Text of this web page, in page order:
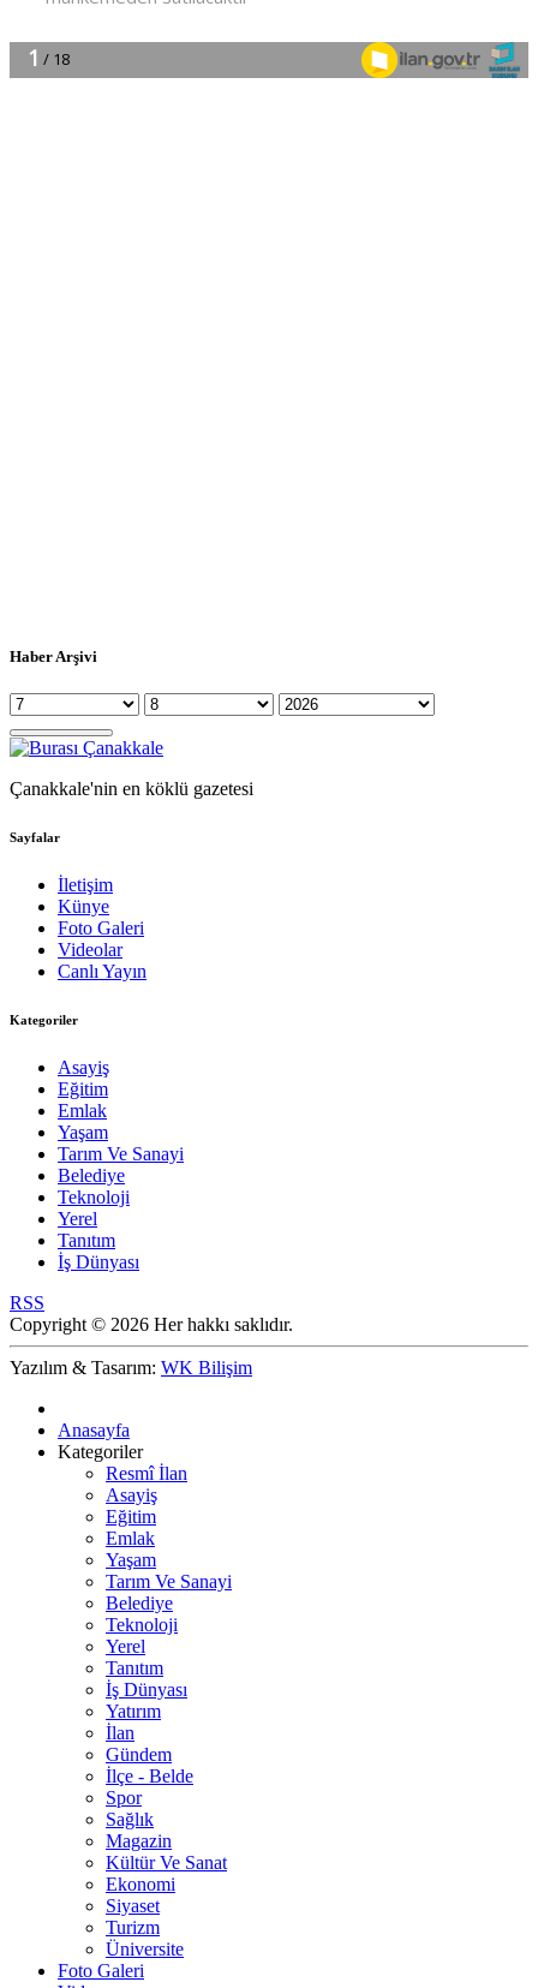
Haber Arşivi
Çanakkale'nin en köklü gazetesi
Sayfalar
İletişim
Künye
Foto Galeri
Videolar
Canlı Yayın
Kategoriler
Asayiş
Eğitim
Emlak
Yaşam
Tarım Ve Sanayi
Belediye
Teknoloji
Yerel
Tanıtım
İş Dünyası
RSS
Copyright © 2026 Her hakkı saklıdır.
Yazılım & Tasarım: WK Bilişim
Anasayfa
Kategoriler
Resmî İlan
Asayiş
Eğitim
Emlak
Yaşam
Tarım Ve Sanayi
Belediye
Teknoloji
Yerel
Tanıtım
İş Dünyası
Yatırım
İlan
Gündem
İlçe - Belde
Spor
Sağlık
Magazin
Kültür Ve Sanat
Ekonomi
Siyaset
Turizm
Üniversite
Foto Galeri